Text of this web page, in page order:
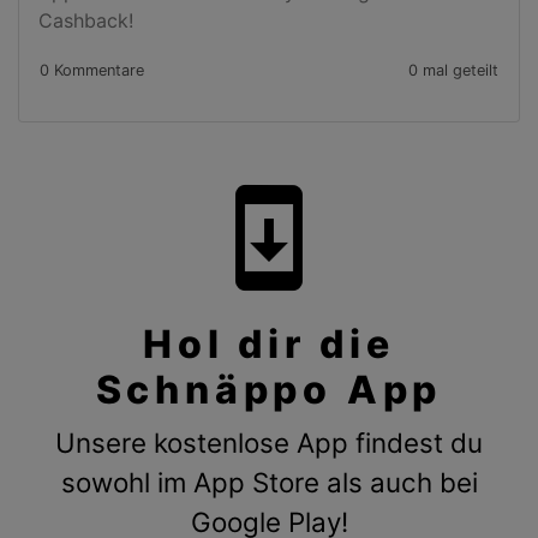
Cashback!
0 Kommentare 0 mal geteilt
system_update
Hol dir die
Schnäppo App
Unsere kostenlose App findest du
sowohl im App Store als auch bei
Google Play!